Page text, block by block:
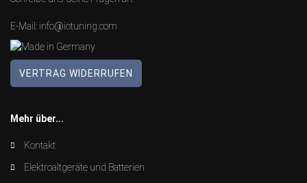
E-Mail: info@iotuning.com
VERTRAG WIDERRUFEN
Mehr über...
Kontakt
Elektroaltgeräte und Batterien